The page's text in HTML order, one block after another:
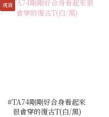
現貨
#TA74剛剛好合身看起來
很會穿的復古T(白/黑)